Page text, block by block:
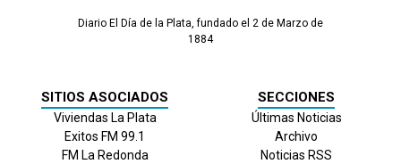
Diario El Día de la Plata, fundado el 2 de Marzo de
1884
SITIOS ASOCIADOS
Viviendas La Plata
Exitos FM 99.1
FM La Redonda
SECCIONES
Últimas Noticias
Archivo
Noticias RSS